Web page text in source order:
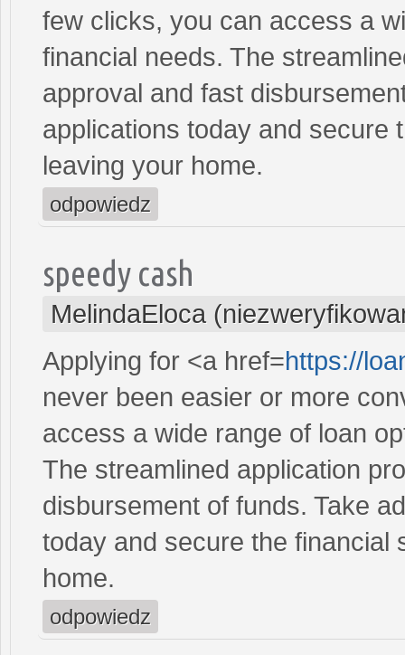
few clicks, you can access a
financial needs. The
approval and fast
applications today and secure
leaving your home.
odpowiedz
speedy cash
MelindaEloca
Applying for <a href=https://
never been easier or more
access a wide range of loan
The streamlined application
disbursement of funds. Take
today and secure the financial
home.
odpowiedz